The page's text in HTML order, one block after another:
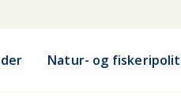
Natur- og